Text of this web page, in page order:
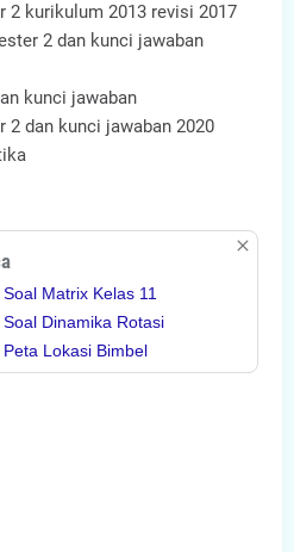
2 kurikulum 2013 revisi 2017
2 dan kunci jawaban
kunci jawaban
dan kunci jawaban 2020
Soal Matrix Kelas 11
Soal Dinamika Rotasi
Peta Lokasi Bimbel